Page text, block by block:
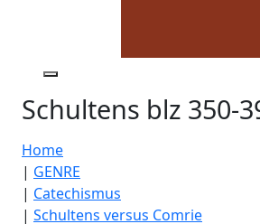
Schultens blz 350-
Home
| GENRE
| Catechismus
| Schultens versus Comrie